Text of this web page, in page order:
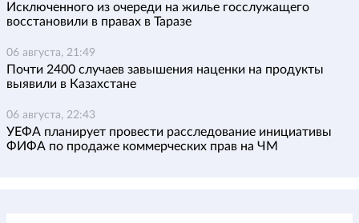
Исключенного из очереди на жилье госслужащего
восстановили в правах в Таразе
06 августа, 21:49
Почти 2400 случаев завышения наценки на продукты
выявили в Казахстане
06 августа, 22:43
УЕФА планирует провести расследование инициативы
ФИФА по продаже коммерческих прав на ЧМ